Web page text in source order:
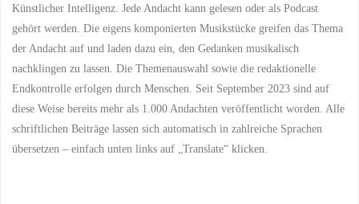
Künstlicher Intelligenz. Jede Andacht kann gelesen oder als Podcast
gehört werden. Die eigens komponierten Musikstücke greifen das Thema
der Andacht auf und laden dazu ein, den Gedanken musikalisch
nachklingen zu lassen. Die Themenauswahl sowie die redaktionelle
Endkontrolle erfolgen durch Menschen. Seit September 2023 sind auf
diese Weise bereits mehr als 1.000 Andachten veröffentlicht worden. Alle
schriftlichen Beiträge lassen sich automatisch in zahlreiche Sprachen
übersetzen – einfach unten links auf „Translate“ klicken.